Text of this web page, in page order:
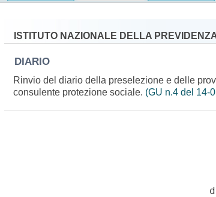
ISTITUTO NAZIONALE DELLA
DIARIO
Rinvio del diario della preselezione e delle
consulente protezione sociale. (GU n.4 del 14-